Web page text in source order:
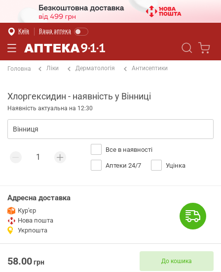
Київ Ваша аптека
Головна Ліки Дерматологія Антисептики
Хлоргексидин - наявність у Вінниці
Наявність актуальна на 12:30
Все в наявності
Аптеки 24/7 Уцінка
Адресна доставка
Кур'єр
Нова пошта
Укрпошта
58.00грн До кошика